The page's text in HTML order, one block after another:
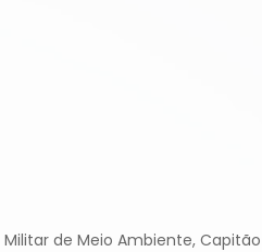
de Meio Ambiente,